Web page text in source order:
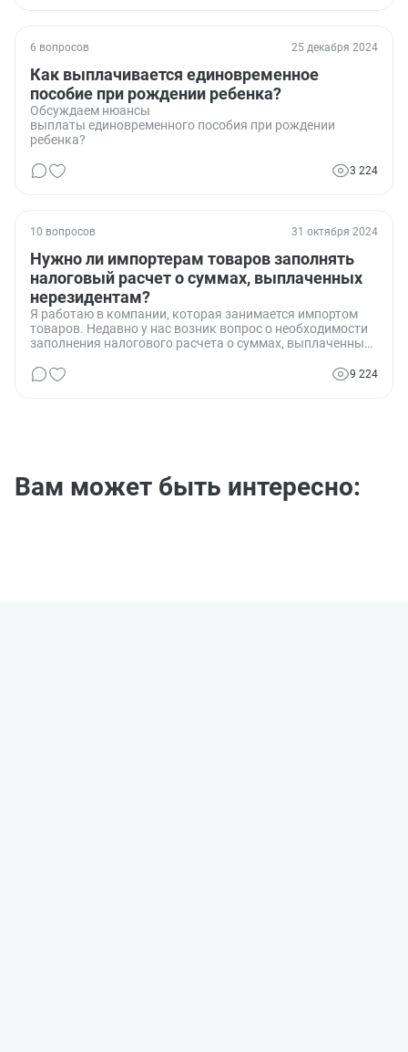
6 вопросов 25 декабря 2024
Как выплачивается единовременное
пособие при рождении ребенка?
Обсуждаем нюансы
выплаты единовременного пособия при рождении
ребенка?
3 224
10 вопросов 31 октября 2024
Нужно ли импортерам товаров заполнять
налоговый расчет о суммах, выплаченных
нерезидентам?
Я работаю в компании, которая занимается импортом
товаров. Недавно у нас возник вопрос о необходимости
заполнения налогового расчета о суммах, выплаченных
как импортеры, заполнять этот документ, и если да, то9 224
Вам может быть интересно: